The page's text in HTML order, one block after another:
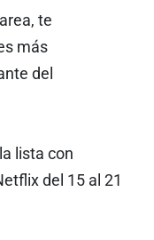
te
más
del
lista con
del 15 al 21